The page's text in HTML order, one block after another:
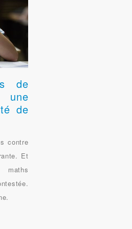
de
une
de
contre
Et
maths